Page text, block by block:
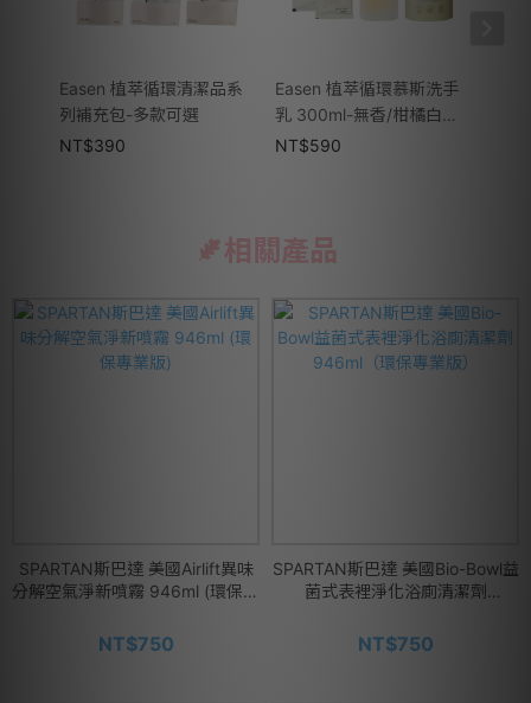
Easen 植萃循環清潔品系
列補充包-多款可選
NT$390
Easen 植萃循環慕斯洗手
乳 300ml-無香/柑橘白茶-
多款可選
NT$590
相關產品
SPARTAN斯巴達 美國Airlift異味
分解空氣淨新噴霧 946ml (環保專
NT$750
SPARTAN斯巴達 美國Bio-Bowl益
菌式表裡淨化浴廁清潔劑
NT$750